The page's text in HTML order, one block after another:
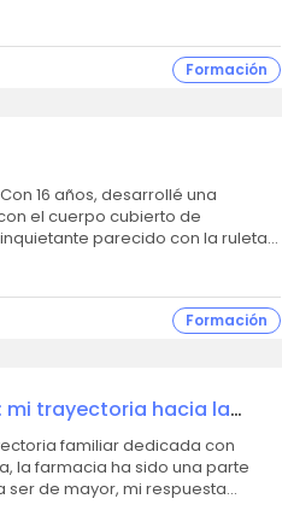
Formación
el cuerpo cubierto de
parecido con la ruleta
Formación
mi trayectoria hacia la
la farmacia ha sido una parte
de mayor, mi respuesta